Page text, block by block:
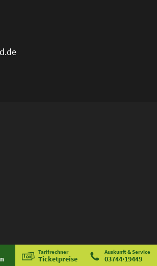
Tarifrechner
Ticketpreise
Auskunft & Service
03744·19449